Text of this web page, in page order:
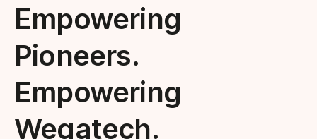
Empowering
Pioneers.
Empowering
Wegatech.